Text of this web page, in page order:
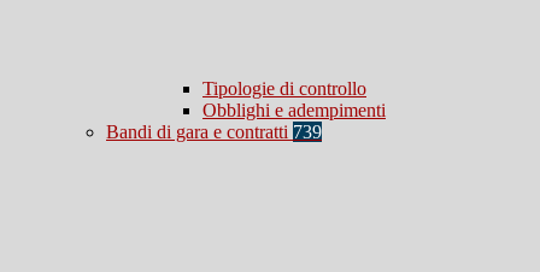
Tipologie di controllo
Obblighi e adempimenti
Bandi di gara e contratti 739